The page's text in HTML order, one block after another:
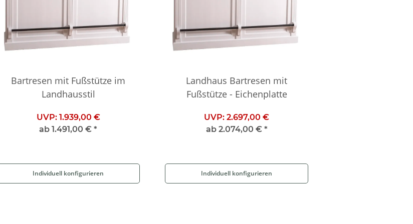
Bartresen mit Fußstütze im
Landhausstil
UVP: 1.939,00 €
ab 1.491,00 € *
Individuell konfigurieren
Landhaus Bartresen mit
Fußstütze - Eichenplatte
UVP: 2.697,00 €
ab 2.074,00 € *
Individuell konfigurieren